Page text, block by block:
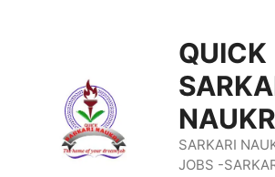
Content
QUICK
SARKARI
JOBS -